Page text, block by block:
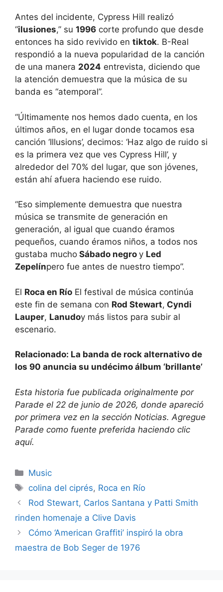
Antes del incidente, Cypress Hill realizó
“ilusiones,” su 1996 corte profundo que desde
entonces ha sido revivido en tiktok. B-Real
respondió a la nueva popularidad de la canción
de una manera 2024 entrevista, diciendo que
la atención demuestra que la música de su
banda es “atemporal”.
“Últimamente nos hemos dado cuenta, en los
últimos años, en el lugar donde tocamos esa
canción ‘Illusions’, decimos: ‘Haz algo de ruido si
es la primera vez que ves Cypress Hill’, y
alrededor del 70% del lugar, que son jóvenes,
están ahí afuera haciendo ese ruido.
“Eso simplemente demuestra que nuestra
música se transmite de generación en
generación, al igual que cuando éramos
pequeños, cuando éramos niños, a todos nos
gustaba mucho Sábado negro y Led
Zepelínpero fue antes de nuestro tiempo”.
El Roca en Río El festival de música continúa
este fin de semana con Rod Stewart, Cyndi
Lauper, Lanudoy más listos para subir al
escenario.
Relacionado: La banda de rock alternativo de
los 90 anuncia su undécimo álbum ‘brillante’
Esta historia fue publicada originalmente por
Parade el 22 de junio de 2026, donde apareció
por primera vez en la sección Noticias. Agregue
Parade como fuente preferida haciendo clic
aquí.
Categories
Music
Tags
colina del ciprés, Roca en Río
Rod Stewart, Carlos Santana y Patti Smith
rinden homenaje a Clive Davis
Cómo ‘American Graffiti’ inspiró la obra
maestra de Bob Seger de 1976